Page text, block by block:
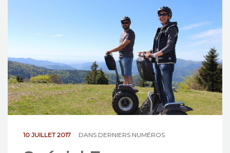
NOS ACTIONS
CONTACT
10 JUILLET 2017 DANS DERNIERS NUMÉROS